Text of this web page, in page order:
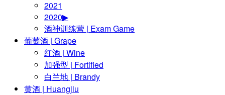
2021
2020▶
酒神训练营 | Exam Game
葡萄酒 | Grape
红酒 | Wine
加强型 | Fortified
白兰地 | Brandy
黄酒 | Huangjiu